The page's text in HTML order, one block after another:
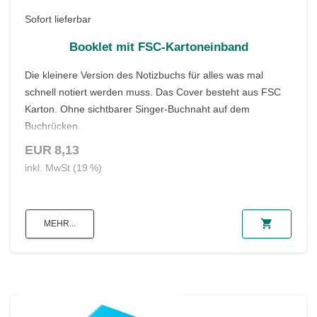
Sofort lieferbar
Booklet mit FSC-Kartoneinband
Die kleinere Version des Notizbuchs für alles was mal
schnell notiert werden muss. Das Cover besteht aus FSC
Karton. Ohne sichtbarer Singer-Buchnaht auf dem
Buchrücken.
Material: Papier = 80 g/qm, Einband FSC-Karton =
150 g/qm
Format: DIN A5
Inhalt: 80 Seiten punktiert
EUR 8,13
inkl. MwSt (19 %)
MEHR... shopping_cart